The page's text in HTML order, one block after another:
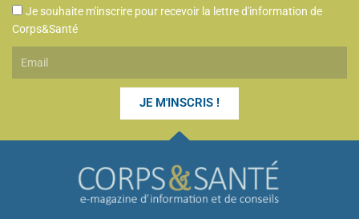
CGUJe souhaite m'inscrire pour recevoir la lettre d'information de
Corps&Santé
JE M'INSCRIS !